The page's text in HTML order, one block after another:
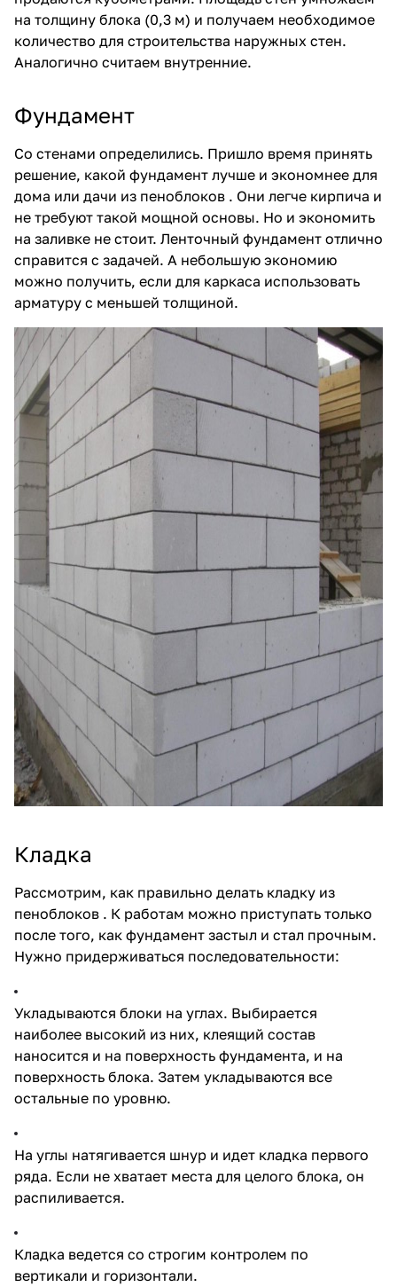
на толщину блока (0,3 м) и получаем необходимое
количество для строительства наружных стен.
Аналогично считаем внутренние.
Фундамент
Со стенами определились. Пришло время принять
решение, какой фундамент лучше и экономнее для
дома или дачи из пеноблоков . Они легче кирпича и
не требуют такой мощной основы. Но и экономить
на заливке не стоит. Ленточный фундамент отлично
справится с задачей. А небольшую экономию
можно получить, если для каркаса использовать
арматуру с меньшей толщиной.
Кладка
Рассмотрим, как правильно делать кладку из
пеноблоков . К работам можно приступать только
после того, как фундамент застыл и стал прочным.
Нужно придерживаться последовательности:
Укладываются блоки на углах. Выбирается
наиболее высокий из них, клеящий состав
наносится и на поверхность фундамента, и на
поверхность блока. Затем укладываются все
остальные по уровню.
На углы натягивается шнур и идет кладка первого
ряда. Если не хватает места для целого блока, он
распиливается.
Кладка ведется со строгим контролем по
вертикали и горизонтали.